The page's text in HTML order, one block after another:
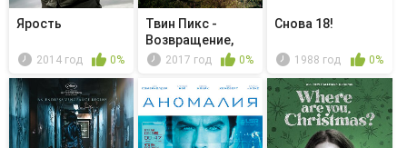
Ярость
2014 год 0%
Твин Пикс -
Возвращение,
часть 11
2017 год 0%
Снова 18!
1988 год 0%